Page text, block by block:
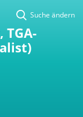
Suche ändern
TGA-